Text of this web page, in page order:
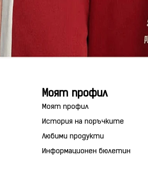
Моят профил
Моят профил
История на поръчките
Любими продукти
Информационен бюлетин